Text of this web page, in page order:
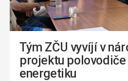
Tým ZČU vyvíjí v
projektu
energetiku